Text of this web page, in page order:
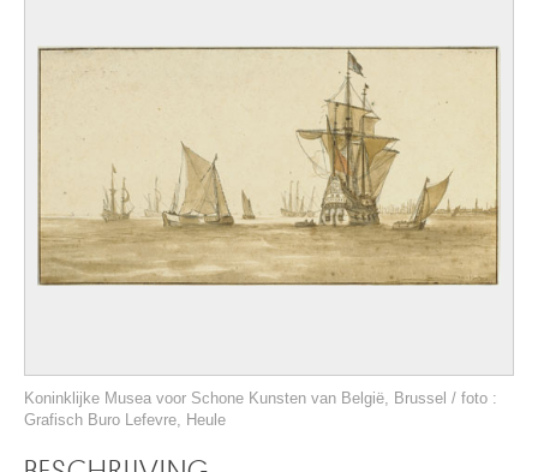
Koninklijke Musea voor Schone Kunsten van België, Brussel / foto :
Grafisch Buro Lefevre, Heule